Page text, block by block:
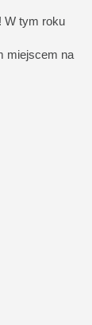
W tym roku
miejscem na